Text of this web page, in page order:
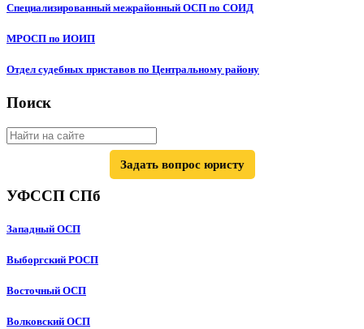
Специализированный межрайонный ОСП по СОИД
МРОСП по ИОИП
Отдел судебных приставов по Центральному району
Поиск
Задать вопрос юристу
УФССП СПб
Западный ОСП
Выборгский РОСП
Восточный ОСП
Волковский ОСП